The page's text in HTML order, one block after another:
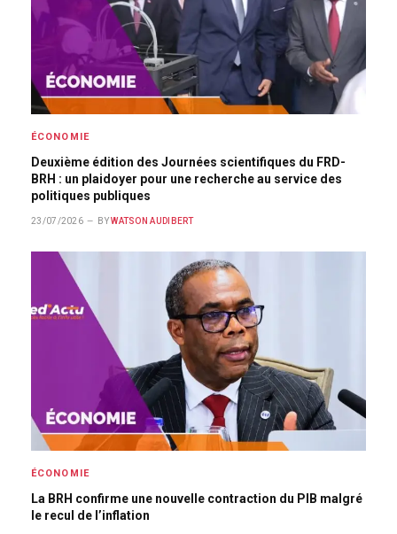
ÉCONOMIE
Deuxième édition des Journées scientifiques du FRD-
BRH : un plaidoyer pour une recherche au service des
politiques publiques
23/07/2026 BY WATSON AUDIBERT
ÉCONOMIE
La BRH confirme une nouvelle contraction du PIB malgré
le recul de l’inflation